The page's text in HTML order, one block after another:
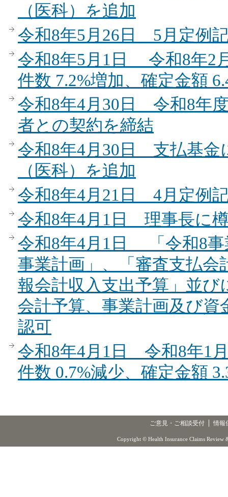
（医科）を追加
令和8年5月26日 5月定例
令和8年5月1日 令和8年2
件数 7.2%増加、確定金額
令和8年4月30日 令和8年
者との契約を締結
令和8年4月30日 支払基金
（医科）を追加
令和8年4月21日 4月定例
令和8年4月1日 理事長に
令和8年4月1日 「令和8事
事業計画」、「審査支払会
報会計収入支出予算」並び
会計予算、事業計画及び
認可
令和8年4月1日 令和8年1
件数 0.7%減少、確定金額
ご意見・ご相談受付 情報
Copyright © Health Insurance Claims Review